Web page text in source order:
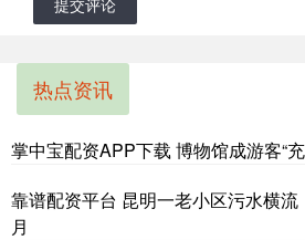
热点资讯
掌中宝配资APP下载 博物馆成游客“
靠谱配资平台 昆明一老小区污水横
月